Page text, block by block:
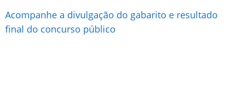
Acompanhe a divulgação do gabarito e resultado
final do concurso público